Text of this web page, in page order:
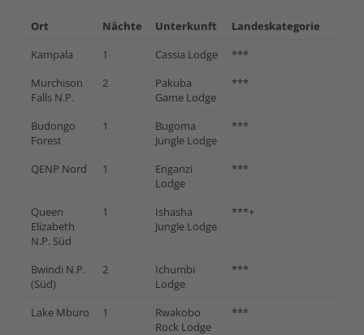
Ort Nächte Unterkunft
Landeskategorie
Kampala
1 Cassia Lodge
***
Murchison
Falls N.P.
2
Pakuba
Game Lodge
***
Budongo
Forest
1
Bugoma
Jungle Lodge
***
QENP Nord 1
Enganzi
Lodge
***
Queen
Elizabeth
N.P. Süd
1
Ishasha
Jungle Lodge
***+
Bwindi N.P.
(Süd)
2
Ichumbi
Lodge
***
Lake Mburo 1
Rwakobo
Rock Lodge
***